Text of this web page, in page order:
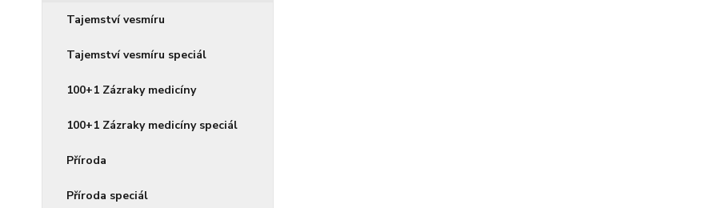
Tajemství vesmíru
Tajemství vesmíru speciál
100+1 Zázraky medicíny
100+1 Zázraky medicíny speciál
Příroda
Příroda speciál